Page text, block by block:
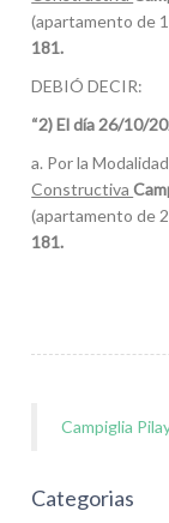
(apartamento de
181.
DEBIÓ DECIR:
“2) El día 26/10/
a. Por la
Constructiva
(apartamento de
181.
Campiglia
Categorias